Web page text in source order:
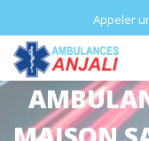
Appeler